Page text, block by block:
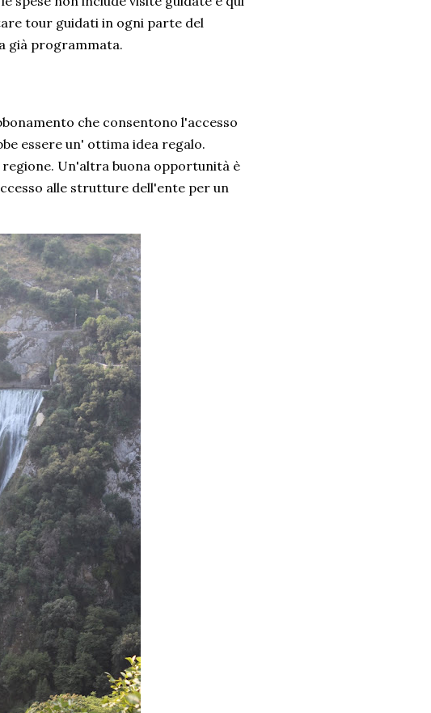
tour guidati in ogni parte del
già programmata.
che consentono l'accesso
essere un' ottima idea regalo.
Un'altra buona opportunità è
alle strutture dell'ente per un